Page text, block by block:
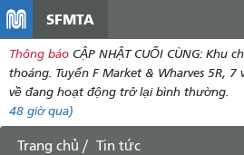
dung
SFMTA
Thông báo CẬP NHẬT CUỐI CÙNG: Khu
thoáng. Tuyến F Market & Wharves 5R, 7
về đang hoạt động trở lại bình thường.
48 giờ qua)
Trang chủ
Tin tức